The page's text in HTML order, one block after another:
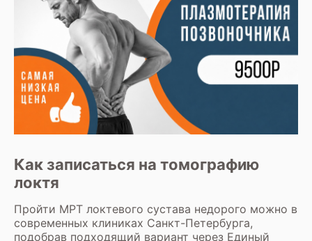
Как записаться на томографию
локтя
Пройти МРТ локтевого сустава недорого можно в
современных клиниках Санкт-Петербурга,
подобрав подходящий вариант через Единый